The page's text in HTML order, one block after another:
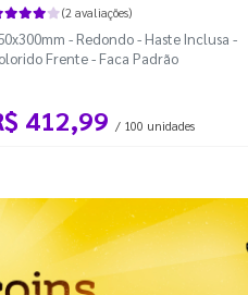
(2 avaliações)
- Redondo - Haste Inclusa -
Frente - Faca Padrão
412,99 / 100 unidades